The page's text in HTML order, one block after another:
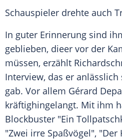
Schauspieler drehte auch
In guter Erinnerung sind
geblieben, dieer vor der
müssen, erzählt
Interview, das er anlässlich
gab. Vor allem Gérard
kräftighingelangt. Mit ihm
Blockbuster "Ein
"Zwei irre Spaßvögel",